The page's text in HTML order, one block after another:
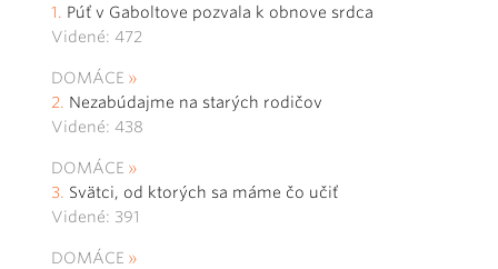
Púť v Gaboltove pozvala k obnove srdca
Videné: 472
DOMÁCE
Nezabúdajme na starých rodičov
Videné: 438
DOMÁCE
Svätci, od ktorých sa máme čo učiť
Videné: 391
DOMÁCE